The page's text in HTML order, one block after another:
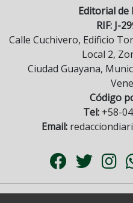
Editorial de
RIF: J-
Calle Cuchivero, Edificio
Local 2,
Ciudad Guayana,
Código
Tel:+58-
Email: